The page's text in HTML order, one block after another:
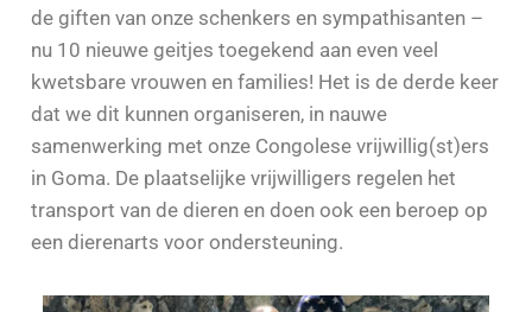
de giften van onze schenkers en sympathisanten –
nu 10 nieuwe geitjes toegekend aan even veel
kwetsbare vrouwen en families! Het is de derde keer
dat we dit kunnen organiseren, in nauwe
samenwerking met onze Congolese vrijwillig(st)ers
in Goma. De plaatselijke vrijwilligers regelen het
transport van de dieren en doen ook een beroep op
een dierenarts voor ondersteuning.